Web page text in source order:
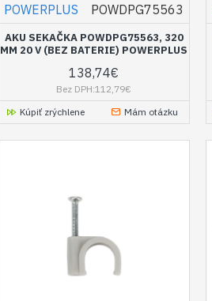
POWERPLUS POWDPG75563
AKU SEKAČKA POWDPG75563, 320
MM 20 V (BEZ BATERIE) POWERPLUS
138,74€
Bez DPH:112,79€
Kúpiť zrýchlene
Mám otázku